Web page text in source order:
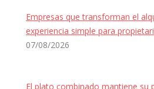
Empresas que transforman el
experiencia simple para
07/08/2026
El plato combinado mantiene su